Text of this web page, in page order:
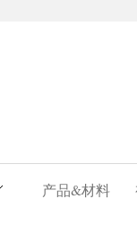
产品&材料